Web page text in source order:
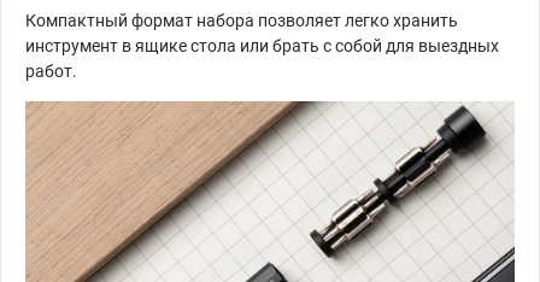
Компактный формат набора позволяет легко хранить
инструмент в ящике стола или брать с собой для выездных
работ.